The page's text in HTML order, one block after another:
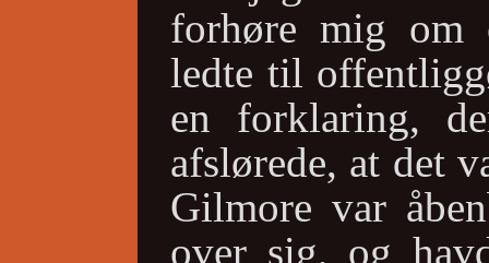
forhøre mig om
ledte til
en forklaring,
afslørede, at det
Gilmore var
over sig, og